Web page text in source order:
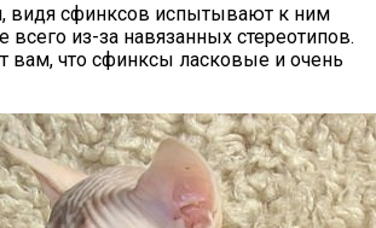
видя сфинксов испытывают к ним
всего из-за навязанных стереотипов.
вам, что сфинксы ласковые и очень